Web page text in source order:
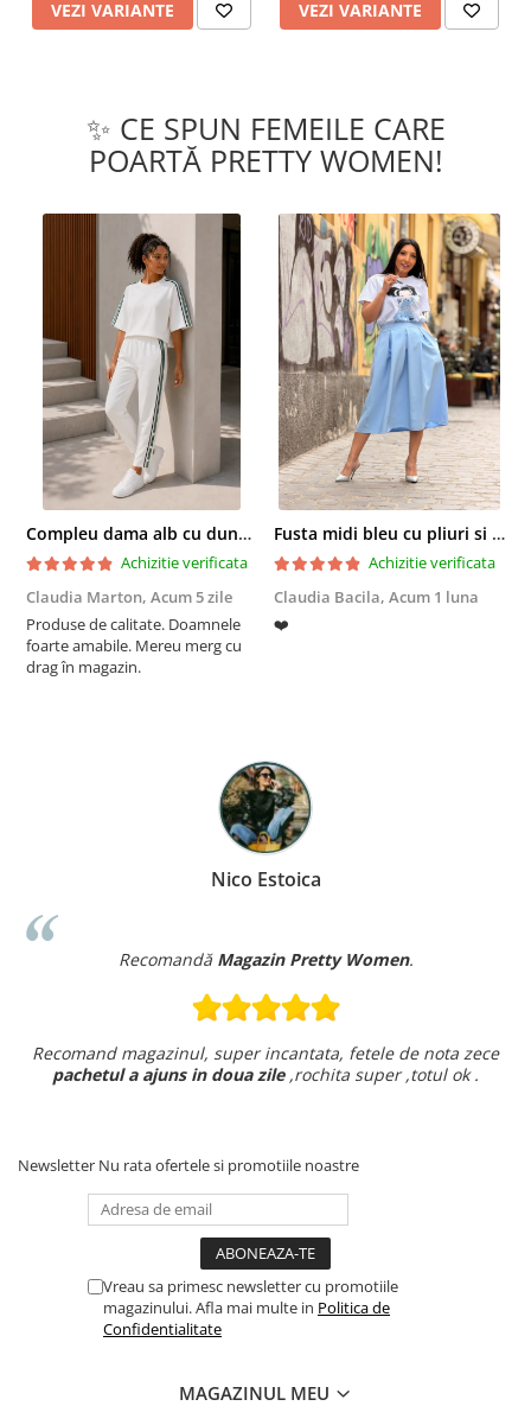
VEZI VARIANTE VEZI VARIANTE
✨ CE SPUN FEMEILE CARE
POARTĂ PRETTY WOMEN!
Compleu dama alb cu dungi laterale in nuante de verde si negru
Achizitie verificata
Claudia Marton, Acum 5 zile
Produse de calitate. Doamnele
foarte amabile. Mereu merg cu
drag în magazin.
Fusta midi bleu cu pliuri si buzunare
Achizitie verificata
Claudia Bacila, Acum 1 luna
❤️
Nico Estoica
Recomandă Magazin Pretty Women.
Recomand magazinul, super incantata, fetele de nota zece
pachetul a ajuns in doua zile,rochita super ,totul ok .
Newsletter Nu rata ofertele si promotiile noastre
Vreau sa primesc newsletter cu promotiile
magazinului. Afla mai multe in Politica de
Confidentialitate
MAGAZINUL MEU